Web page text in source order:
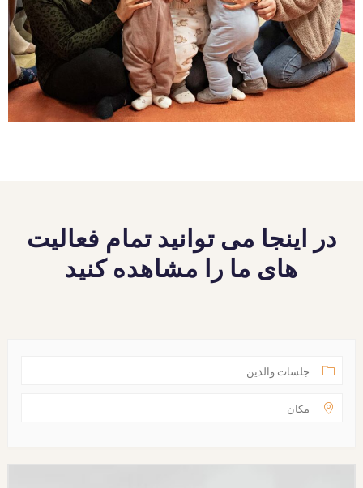
در اینجا می توانید تمام فعالیت
های ما را مشاهده کنید